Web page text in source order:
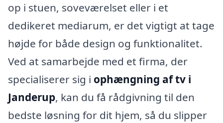
op i stuen, soveværelset eller i et
dedikeret mediarum, er det vigtigt at tage
højde for både design og funktionalitet.
Ved at samarbejde med et firma, der
specialiserer sig i ophængning af tv i
Janderup, kan du få rådgivning til den
bedste løsning for dit hjem, så du slipper